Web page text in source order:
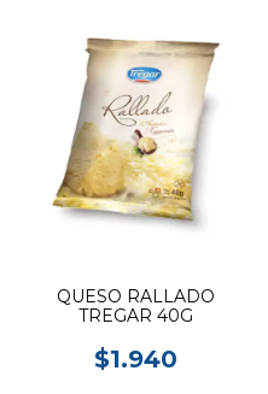
QUESO RALLADO
TREGAR 40G
$1.940